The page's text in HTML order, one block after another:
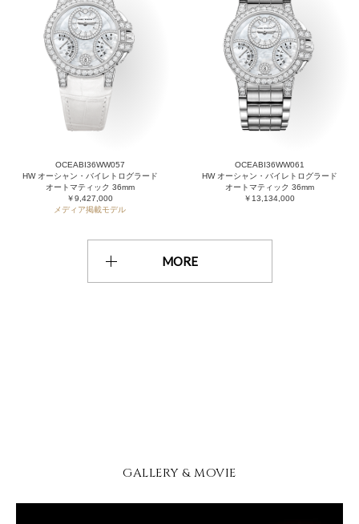
OCEABI36WW057
HW オーシャン・バイレトログラード
オートマティック 36mm
￥9,427,000
メディア掲載モデル
OCEABI36WW061
HW オーシャン・バイレトログラード
オートマティック 36mm
￥13,134,000
MORE
GALLERY & MOVIE